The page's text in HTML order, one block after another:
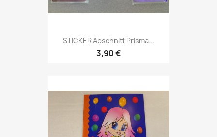
STICKER Abschnitt Prisma...
3,90 €